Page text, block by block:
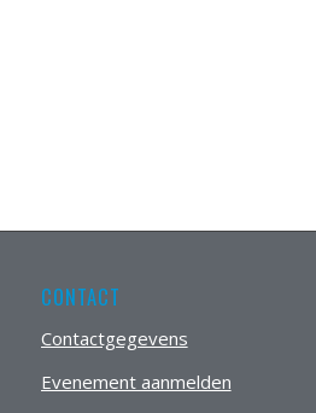
CONTACT
Contactgegevens
Evenement aanmelden